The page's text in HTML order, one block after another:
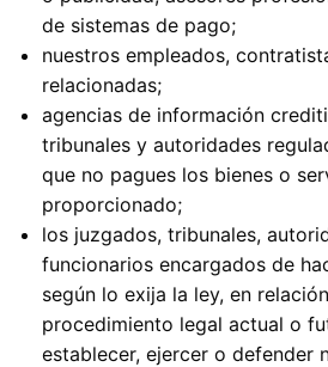
de sistemas de pago;
nuestros empleados,
relacionadas;
agencias de información
tribunales y autoridades
que no pagues los bienes o
proporcionado;
los juzgados, tribunales,
funcionarios encargados de
según lo exija la ley, en
procedimiento legal actual o
establecer, ejercer o defender